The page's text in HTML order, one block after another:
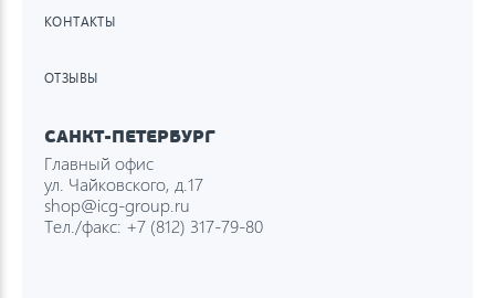
КОНТАКТЫ
ОТЗЫВЫ
САНКТ-ПЕТЕРБУРГ
Главный офис
ул. Чайковского, д.17
shop@icg-group.ru
Тел./факс: +7 (812) 317-79-80